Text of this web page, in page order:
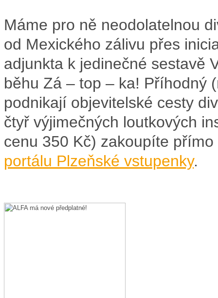
Máme pro ně neodolatelnou
od Mexického zálivu přes
adjunkta k jedinečné sestavě
běhu Zá – top – ka! Příhodný
podnikají objevitelské cesty
čtyř výjimečných loutkových
cenu 350 Kč) zakoupíte
portálu Plzeňské vstupenky.